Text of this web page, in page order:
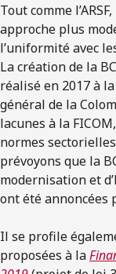
Tout comme
approche plus
l’uniformité avec
La création de la
réalisé en 2017 à
général de la
lacunes à la
normes
prévoyons que la
modernisation et
ont été annoncées
Il se profile
proposées à la